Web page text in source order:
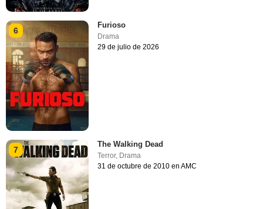
6
Furioso
Drama
29 de julio de 2026
7
The Walking Dead
Terror, Drama
31 de octubre de 2010 en AMC